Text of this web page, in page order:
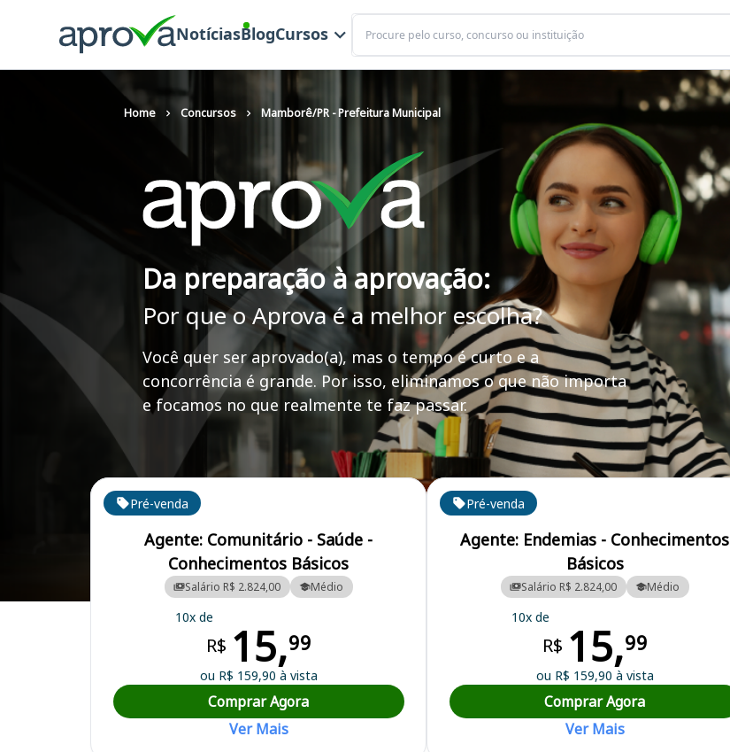
NotíciasBlogCursos
Buscar
Home Concursos Mamborê/PR - Prefeitura Municipal
Da preparação à aprovação:
Por que o Aprova é a melhor escolha?
Você quer ser aprovado(a), mas o tempo é curto e a
concorrência é grande. Por isso, eliminamos o que não importa
e focamos no que realmente te faz passar.
Curso Preparatório para o Concurso Mamborê/PR - Prefeitura Municipal
Cursos em destaque para passar no concurso
Pré-venda
Agente: Comunitário - Saúde -
Conhecimentos Básicos
Salário R$ 2.824,00 Médio
10x de
R$ 15,99
ou R$ 159,90 à vista
Comprar Agora
Ver Mais
Pré-venda
Agente: Endemias - Conhecimentos
Básicos
Salário R$ 2.824,00 Médio
10x de
R$ 15,99
ou R$ 159,90 à vista
Comprar Agora
Ver Mais